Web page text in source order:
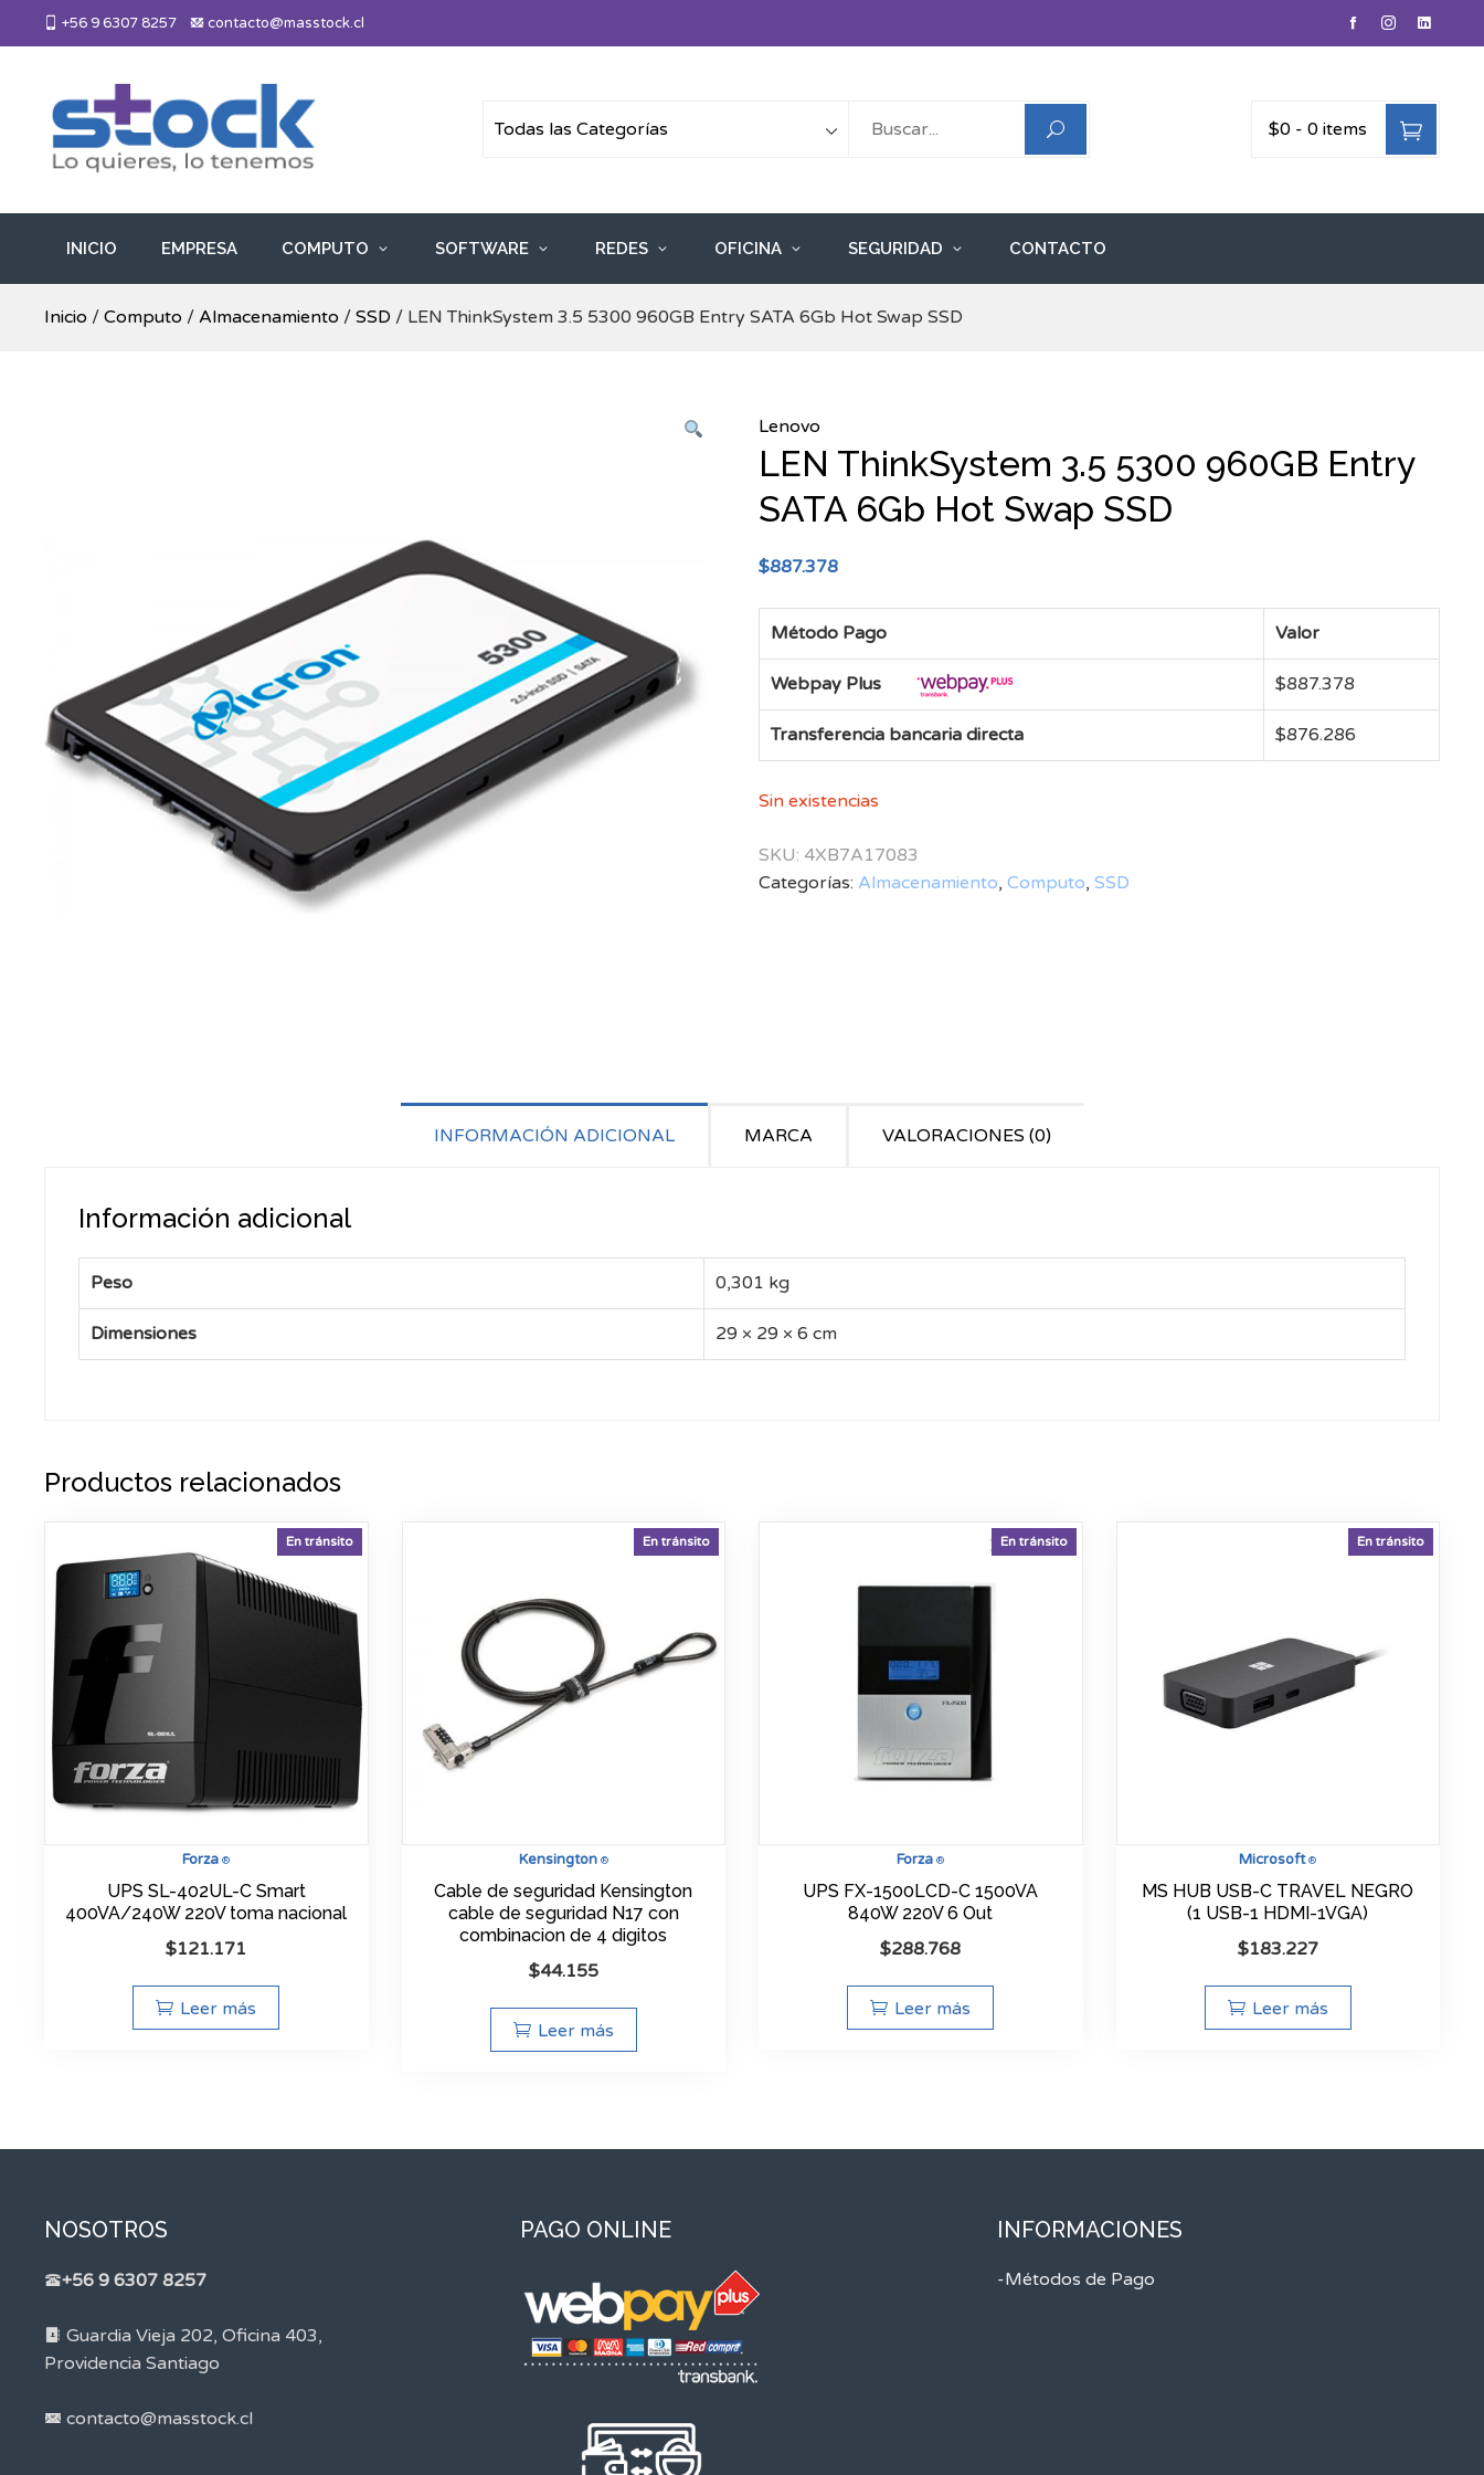
+56 9 6307 8257 contacto@masstock.cl
Más Stock
$0 - 0 items
INICIO EMPRESA COMPUTO SOFTWARE REDES OFICINA SEGURIDAD CONTACTO
Inicio / Computo / Almacenamiento / SSD / LEN ThinkSystem 3.5 5300 960GB Entry SATA 6Gb Hot Swap SSD
Lenovo
LEN ThinkSystem 3.5 5300 960GB Entry
SATA 6Gb Hot Swap SSD
$887.378
Método Pago Valor
Webpay Plus $887.378
Transferencia bancaria directa $876.286
Sin existencias
SKU: 4XB7A17083
Categorías: Almacenamiento, Computo, SSD
INFORMACIÓN ADICIONAL MARCA VALORACIONES (0)
Información adicional
Peso 0,301 kg
Dimensiones 29 × 29 × 6 cm
Productos relacionados
Forza ®
En tránsito
UPS SL-402UL-C Smart
400VA/240W 220V toma nacional
$121.171
Leer más
Kensington®
En tránsito
Cable de seguridad Kensington
cable de seguridad N17 con
combinacion de 4 digitos
$44.155
Leer más
Forza ®
En tránsito
UPS FX-1500LCD-C 1500VA
840W 220V 6 Out
$288.768
Leer más
Microsoft®
En tránsito
MS HUB USB-C TRAVEL NEGRO
(1 USB-1 HDMI-1VGA)
$183.227
Leer más
NOSOTROS
+56 9 6307 8257
Guardia Vieja 202, Oficina 403,
Providencia Santiago
contacto@masstock.cl
PAGO ONLINE INFORMACIONES
-Métodos de Pago